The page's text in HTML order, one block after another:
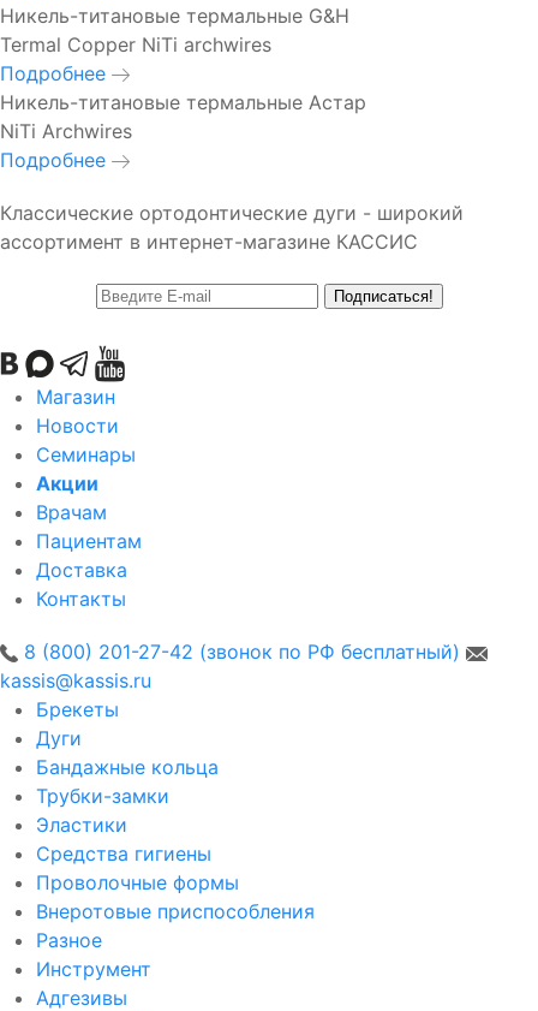
Никель-титановые термальные G&H
Termal Copper NiTi archwires
Подробнее
Никель-титановые термальные Астар
NiTi Archwires
Подробнее
Классические ортодонтические дуги - широкий
ассортимент в интернет-магазине КАССИС
Подписаться!
Магазин
Новости
Семинары
Акции
Врачам
Пациентам
Доставка
Контакты
8 (800) 201-27-42 (звонок по РФ бесплатный)
kassis@kassis.ru
Брекеты
Дуги
Бандажные кольца
Трубки-замки
Эластики
Средства гигиены
Проволочные формы
Внеротовые приспособления
Разное
Инструмент
Адгезивы